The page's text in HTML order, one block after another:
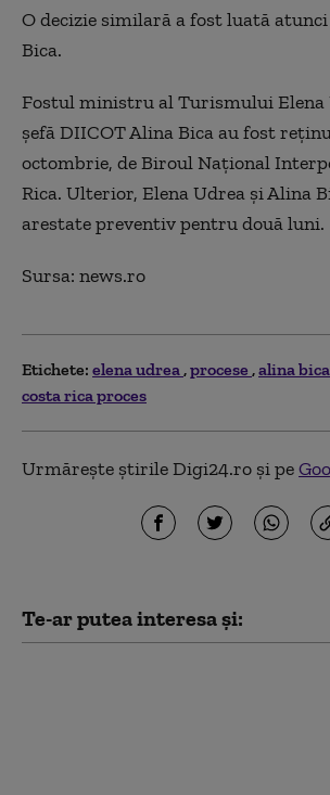
O decizie similară a fost luată
Bica.
Fostul ministru al Turismului Elena
şefă DIICOT Alina Bica au fost
octombrie, de Biroul Naţional
Rica. Ulterior, Elena Udrea şi Alina
arestate preventiv pentru două luni.
Sursa: news.ro
Etichete: elena udrea procese alina bica
costa rica proces
Urmărește știrile Digi24.ro și pe
Te-ar putea interesa și: